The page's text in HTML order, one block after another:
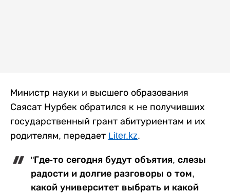
Министр науки и высшего образования
Саясат Нурбек обратился к не получивших
государственный грант абитуриентам и их
родителям, передает Liter.kz.
"Где-то сегодня будут объятия, слезы
радости и долгие разговоры о том,
какой университет выбрать и какой